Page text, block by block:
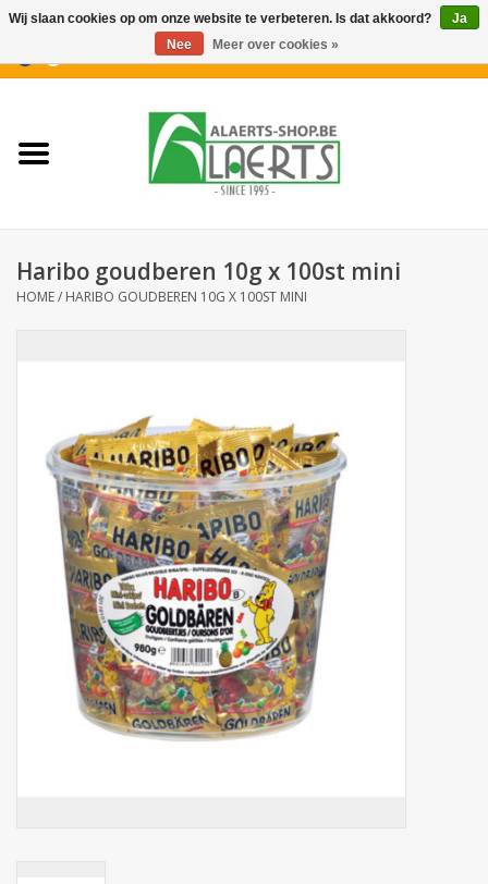
Nieuwigheden
Koffiekoekjes
Aperitiefkoekjes
Botanicals
Snoeppot-Snoep
Kassarollen
Cleaning-producten
Haribo goudberen 10g x 100st mini
HOME/ HARIBO GOUDBEREN 10G X 100ST MINI
Wij slaan cookies op om onze website te verbeteren. Is dat akkoord?
Ja
Nee
Meer over cookies »